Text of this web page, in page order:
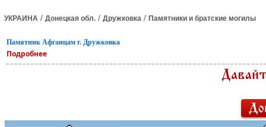
УКРАИНА / Донецкая обл. / Дружковка / Памятники и братские могилы
Памятник Афганцам г. Дружковка
Подробнее